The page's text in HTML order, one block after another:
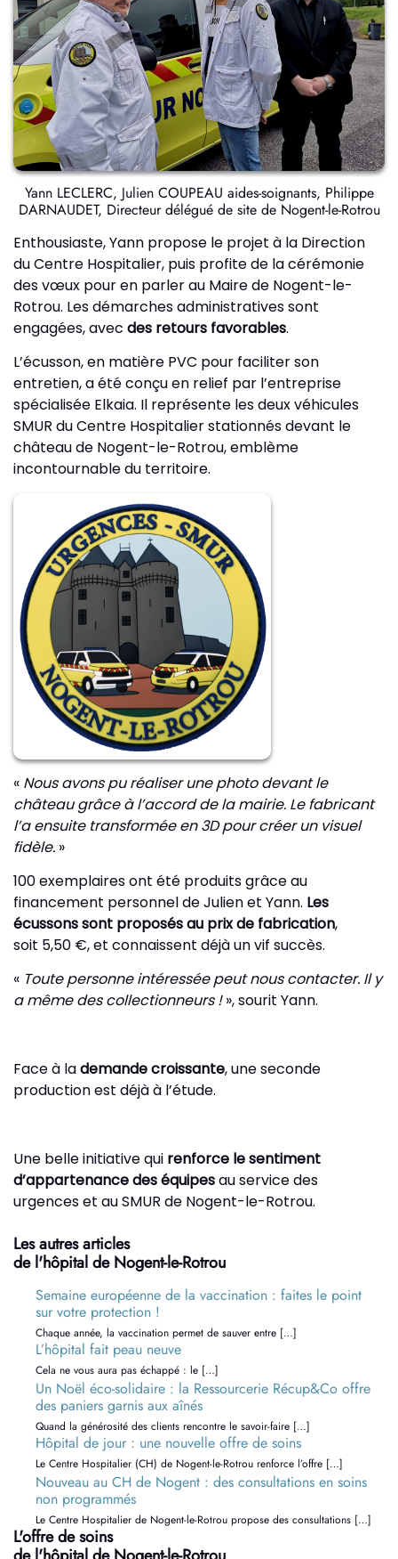
Yann LECLERC, Julien COUPEAU aides-soignants, Philippe
DARNAUDET, Directeur délégué de site de Nogent-le-Rotrou
Enthousiaste, Yann propose le projet à la Direction
du Centre Hospitalier, puis profite de la cérémonie
des vœux pour en parler au Maire de Nogent-le-
Rotrou. Les démarches administratives sont
engagées, avec des retours favorables.
L’écusson, en matière PVC pour faciliter son
entretien, a été conçu en relief par l’entreprise
spécialisée Elkaia. Il représente les deux véhicules
SMUR du Centre Hospitalier stationnés devant le
château de Nogent-le-Rotrou, emblème
incontournable du territoire.
« Nous avons pu réaliser une photo devant le
château grâce à l’accord de la mairie. Le fabricant
l’a ensuite transformée en 3D pour créer un visuel
fidèle. »
100 exemplaires ont été produits grâce au
financement personnel de Julien et Yann. Les
écussons sont proposés au prix de fabrication,
soit 5,50 €, et connaissent déjà un vif succès.
« Toute personne intéressée peut nous contacter. Il y
a même des collectionneurs !», sourit Yann.
Face à lademande croissante, une seconde
production est déjà à l’étude.
Une belle initiative qui renforce le sentiment
d’appartenance des équipesau service des
urgences et au SMUR de Nogent-le-Rotrou.
Les autres articles
de l'hôpital de Nogent-le-Rotrou
Semaine européenne de la vaccination : faites le point
sur votre protection !
Chaque année, la vaccination permet de sauver entre […]
L’hôpital fait peau neuve
Cela ne vous aura pas échappé : le […]
Un Noël éco-solidaire : la Ressourcerie Récup&Co offre
des paniers garnis aux aînés
Quand la générosité des clients rencontre le savoir-faire […]
Hôpital de jour : une nouvelle offre de soins
Le Centre Hospitalier (CH) de Nogent-le-Rotrou renforce l’offre […]
Nouveau au CH de Nogent : des consultations en soins
non programmés
Le Centre Hospitalier de Nogent-le-Rotrou propose des consultations […]
L'offre de soins